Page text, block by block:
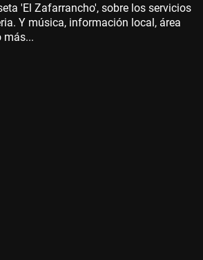
'El Zafarrancho', sobre los servicios
Y música, información local, área
más...